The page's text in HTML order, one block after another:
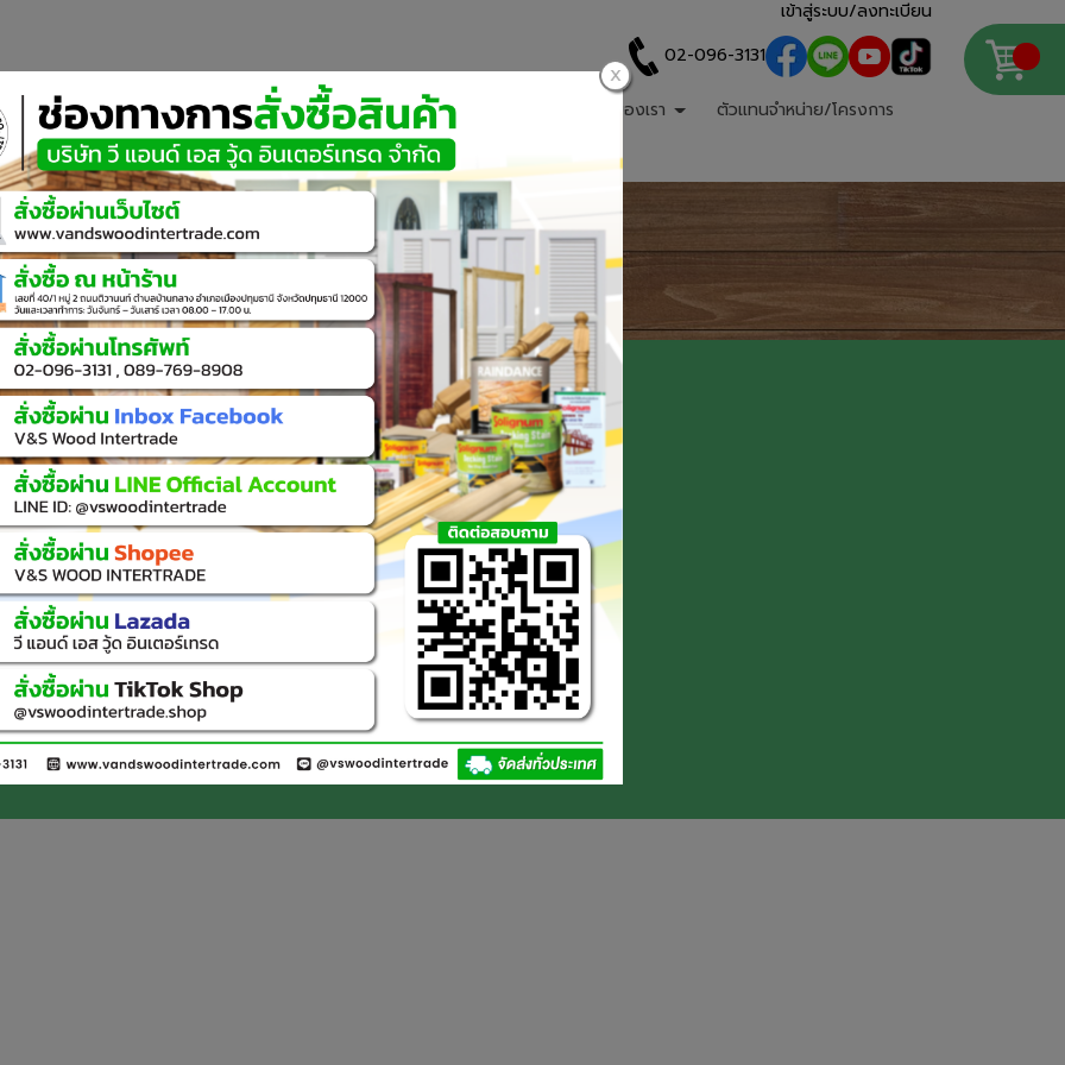
เข้าสู่ระบบ/ลงทะเบียน
02-096-3131
ไม้เทียม วัสดุก่อสร้าง โปรโมชั่น ไอเดีย & วิดีโอ บริการของเรา
ตัวแทนจำหน่าย/โครงการ
คำถามและข้อสงสัย
แคตตาล็อก เกี่ยวกับเรา
ฟิล์มยืดพันพาเลท
ำกัด
งและงานบิ้วอิน เราเชี่ยวชาญด้าน
ชิ้นงานสวยงาม แข็งแรง และ
ดนนทบุรี 11130
วัดปทุมธานี 12000
reserved
ติดตามเรา
MD_Vichai@vswoodintertrade.com
V&S wood intertrade
@vswoodintertrade